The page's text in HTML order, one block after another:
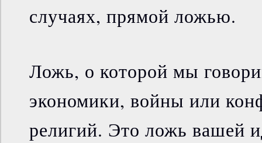
случаях, прямой ложью.
Ложь, о которой мы
экономики, войны или
религий. Это ложь вашей